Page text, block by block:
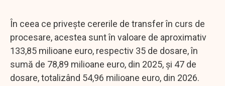
În ceea ce priveşte cererile de transfer în curs de
procesare, acestea sunt în valoare de aproximativ
133,85 milioane euro, respectiv 35 de dosare, în
sumă de 78,89 milioane euro, din 2025, şi 47 de
dosare, totalizând 54,96 milioane euro, din 2026.